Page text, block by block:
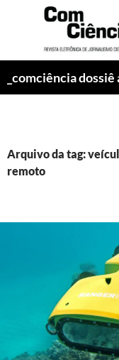
_comciência
Arquivo da tag:
remoto